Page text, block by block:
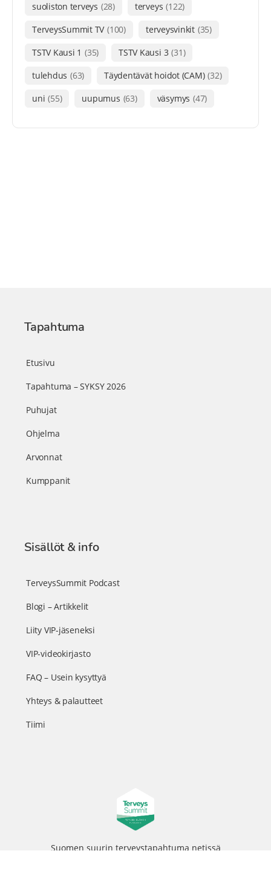
suoliston terveys (28) terveys (122)
TerveysSummit TV (100) terveysvinkit (35)
TSTV Kausi 1 (35) TSTV Kausi 3 (31)
tulehdus (63) Täydentävät hoidot (CAM) (32)
uni (55) uupumus (63) väsymys (47)
Tapahtuma
Etusivu
Tapahtuma – SYKSY 2026
Puhujat
Ohjelma
Arvonnat
Kumppanit
Sisällöt & info
TerveysSummit Podcast
Blogi – Artikkelit
Liity VIP-jäseneksi
VIP-videokirjasto
FAQ – Usein kysyttyä
Yhteys & palautteet
Tiimi
Suomen suurin terveystapahtuma netissä